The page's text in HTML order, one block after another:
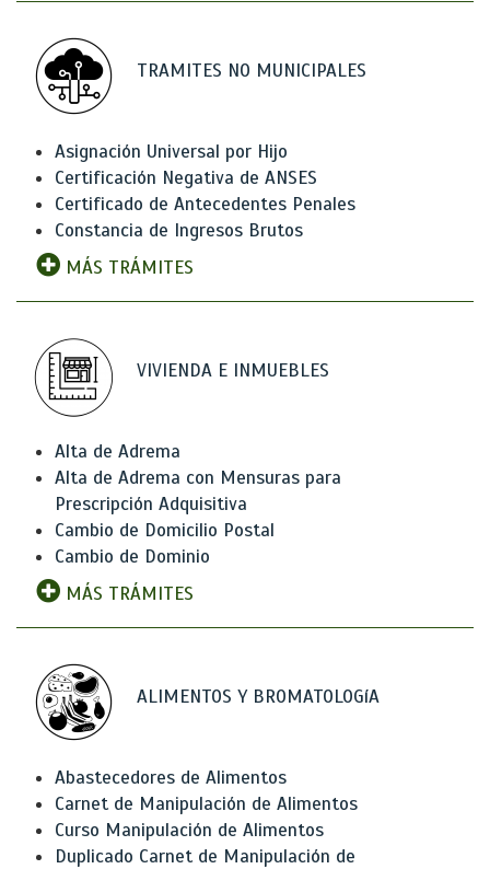
TRAMITES NO MUNICIPALES
Asignación Universal por Hijo
Certificación Negativa de ANSES
Certificado de Antecedentes Penales
Constancia de Ingresos Brutos
MÁS TRÁMITES
VIVIENDA E INMUEBLES
Alta de Adrema
Alta de Adrema con Mensuras para
Prescripción Adquisitiva
Cambio de Domicilio Postal
Cambio de Dominio
MÁS TRÁMITES
ALIMENTOS Y BROMATOLOGíA
Abastecedores de Alimentos
Carnet de Manipulación de Alimentos
Curso Manipulación de Alimentos
Duplicado Carnet de Manipulación de